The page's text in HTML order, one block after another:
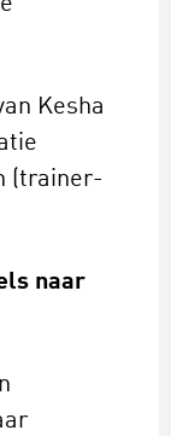
Kesha
(trainer-
naar